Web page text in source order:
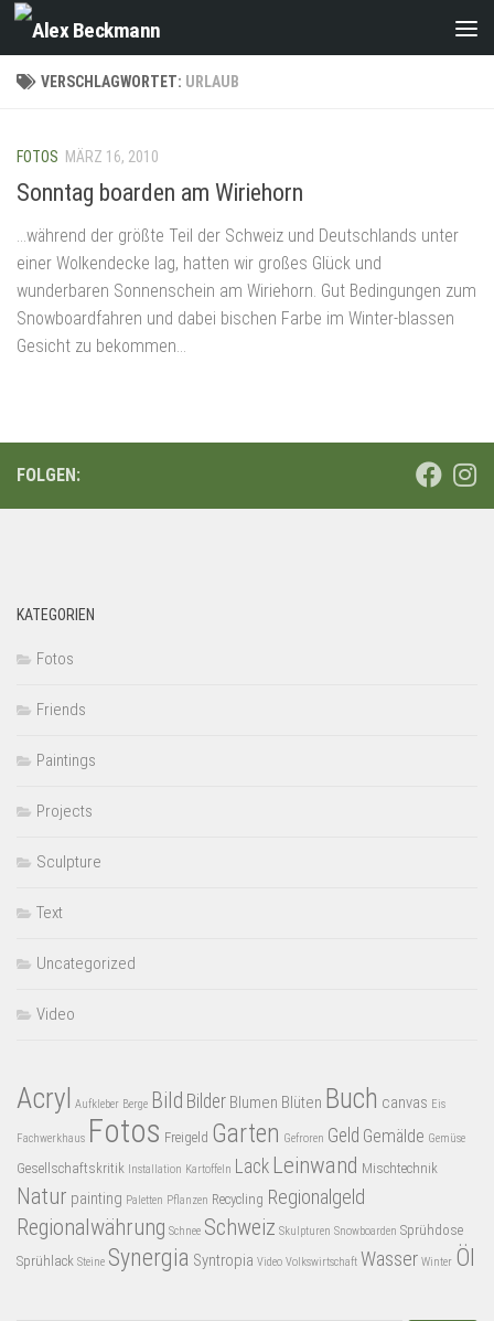
Zum Inhalt springen
VERSCHLAGWORTET: URLAUB
FOTOS MÄRZ 16, 2010
Sonntag boarden am Wiriehorn
…während der größte Teil der Schweiz und Deutschlands unter
einer Wolkendecke lag, hatten wir großes Glück und
wunderbaren Sonnenschein am Wiriehorn. Gut Bedingungen zum
Snowboardfahren und dabei bischen Farbe im Winter-blassen
Gesicht zu bekommen…
FOLGEN:
KATEGORIEN
Fotos
Friends
Paintings
Projects
Sculpture
Text
Uncategorized
Video
Acryl Aufkleber Berge Bild Bilder Blumen Blüten Buch canvas Eis
Fachwerkhaus Fotos Freigeld Garten Gefroren Geld Gemälde Gemüse
Gesellschaftskritik Installation Kartoffeln Lack Leinwand Mischtechnik
Natur painting Paletten Pflanzen Recycling Regionalgeld
Regionalwährung Schnee Schweiz Skulpturen Snowboarden Sprühdose
Sprühlack Steine Synergia Syntropia Video Volkswirtschaft Wasser Winter Öl